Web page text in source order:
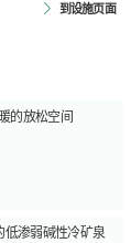
到设施页面
的放松空间
低渗弱碱性冷矿泉